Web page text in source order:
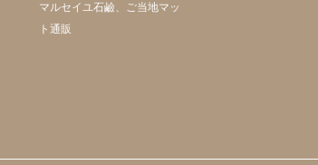
マルセイユ石鹼、ご当地マッ
ト通販